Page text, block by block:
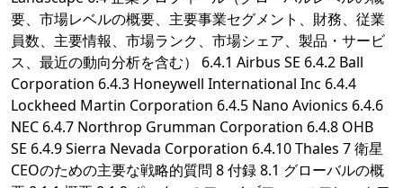
要、市場レベルの概要、主要事業セグメント、財務、従業
員数、主要情報、市場ランク、市場シェア、製品・サービ
ス、最近の動向分析を含む） 6.4.1 Airbus SE 6.4.2 Ball
Corporation 6.4.3 Honeywell International Inc 6.4.4
Lockheed Martin Corporation 6.4.5 Nano Avionics 6.4.6
NEC 6.4.7 Northrop Grumman Corporation 6.4.8 OHB
SE 6.4.9 Sierra Nevada Corporation 6.4.10 Thales 7 衛星
CEOのための主要な戦略的質問 8 付録 8.1 グローバルの概